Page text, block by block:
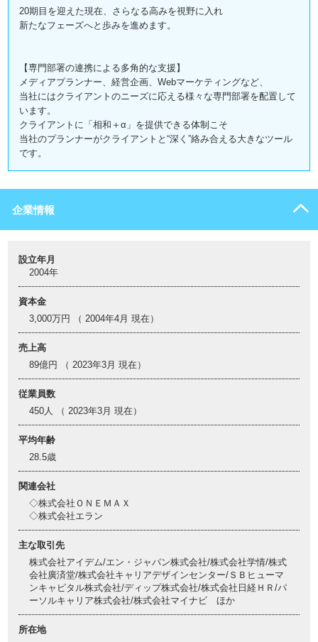
20期目を迎えた現在、さらなる高みを視野に入れ
新たなフェーズへと歩みを進めます。
【専門部署の連携による多角的な支援】
メディアプランナー、経営企画、Webマーケティングなど、
当社にはクライアントのニーズに応える様々な専門部署を配置して
います。
クライアントに「相和＋α」を提供できる体制こそ
当社のプランナーがクライアントと“深く”絡み合える大きなツール
です。
企業情報
設立年月
2004年
資本金
3,000万円 （ 2004年4月 現在）
売上高
89億円 （ 2023年3月 現在）
従業員数
450人 （ 2023年3月 現在）
平均年齢
28.5歳
関連会社
◇株式会社ＯＮＥＭＡＸ
◇株式会社エラン
主な取引先
株式会社アイデム/エン・ジャパン株式会社/株式会社学情/株式
会社廣済堂/株式会社キャリアデザインセンター/ＳＢヒューマ
ンキャピタル株式会社/ディップ株式会社/株式会社日経ＨＲ/パ
ーソルキャリア株式会社/株式会社マイナビ ほか
所在地